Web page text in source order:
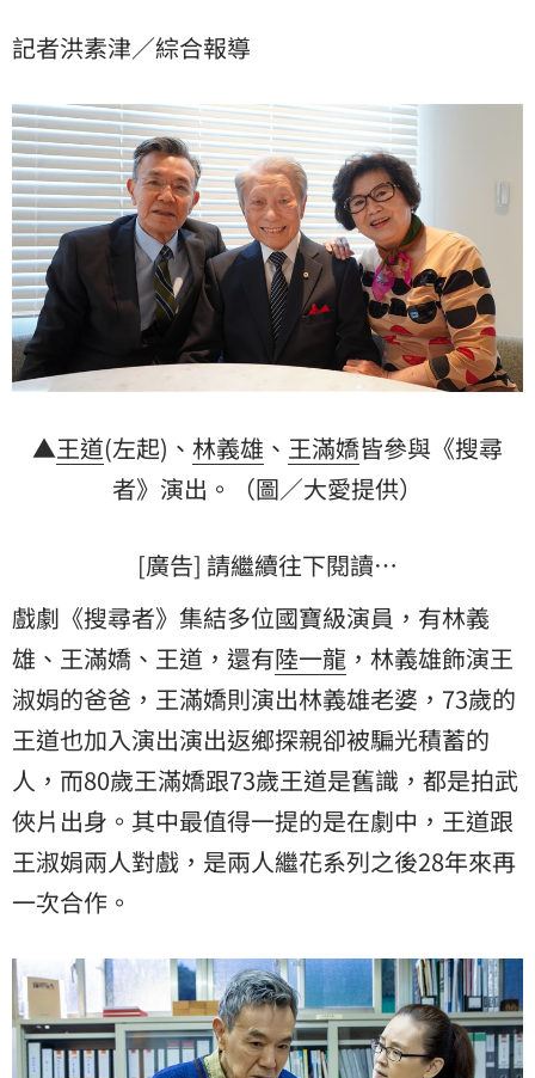
記者洪素津／綜合報導
▲王道(左起)、 林義雄 、 王滿嬌皆參與《搜尋
者》演出。（圖／大愛提供）
[廣告] 請繼續往下閱讀…
戲劇《搜尋者》集結多位國寶級演員，有林義
雄、王滿嬌、王道，還有陸一龍 ，林義雄飾演王
淑娟的爸爸，王滿嬌則演出林義雄老婆，73歲的
王道也加入演出演出返鄉探親卻被騙光積蓄的
人，而80歲王滿嬌跟73歲王道是舊識，都是拍武
俠片出身。其中最值得一提的是在劇中，王道跟
王淑娟兩人對戲，是兩人繼花系列之後28年來再
一次合作。